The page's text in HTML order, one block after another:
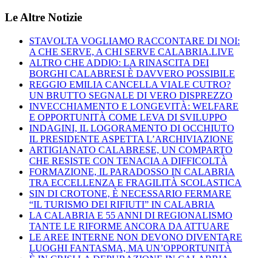
Le Altre Notizie
STAVOLTA VOGLIAMO RACCONTARE DI NOI:
A CHE SERVE, A CHI SERVE CALABRIA.LIVE
ALTRO CHE ADDIO: LA RINASCITA DEI
BORGHI CALABRESI È DAVVERO POSSIBILE
REGGIO EMILIA CANCELLA VIALE CUTRO?
UN BRUTTO SEGNALE DI VERO DISPREZZO
INVECCHIAMENTO E LONGEVITÀ: WELFARE
E OPPORTUNITÀ COME LEVA DI SVILUPPO
INDAGINI, IL LOGORAMENTO DI OCCHIUTO
IL PRESIDENTE ASPETTA L’ARCHIVIAZIONE
ARTIGIANATO CALABRESE, UN COMPARTO
CHE RESISTE CON TENACIA A DIFFICOLTÀ
FORMAZIONE, IL PARADOSSO IN CALABRIA
TRA ECCELLENZA E FRAGILITÀ SCOLASTICA
SIN DI CROTONE, È NECESSARIO FERMARE
“IL TURISMO DEI RIFIUTI” IN CALABRIA
LA CALABRIA E 55 ANNI DI REGIONALISMO
TANTE LE RIFORME ANCORA DA ATTUARE
LE AREE INTERNE NON DEVONO DIVENTARE
LUOGHI FANTASMA, MA UN’OPPORTUNITÀ